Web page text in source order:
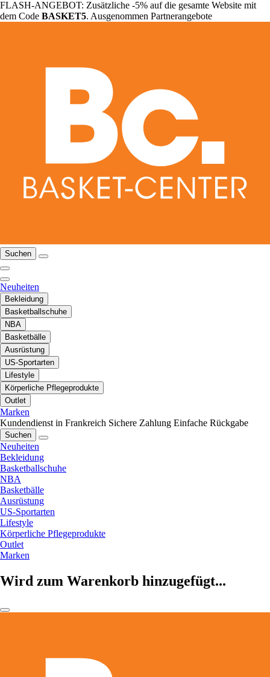
FLASH-ANGEBOT: Zusätzliche -5% auf die gesamte Website mit
dem Code BASKET5. Ausgenommen Partnerangebote
Suchen
Neuheiten
Bekleidung
Basketballschuhe
NBA
Basketbälle
Ausrüstung
US-Sportarten
Lifestyle
Körperliche Pflegeprodukte
Outlet
Marken
Kundendienst in Frankreich Sichere Zahlung Einfache Rückgabe
Suchen
Neuheiten
Bekleidung
Basketballschuhe
NBA
Basketbälle
Ausrüstung
US-Sportarten
Lifestyle
Körperliche Pflegeprodukte
Outlet
Marken
Wird zum Warenkorb hinzugefügt...